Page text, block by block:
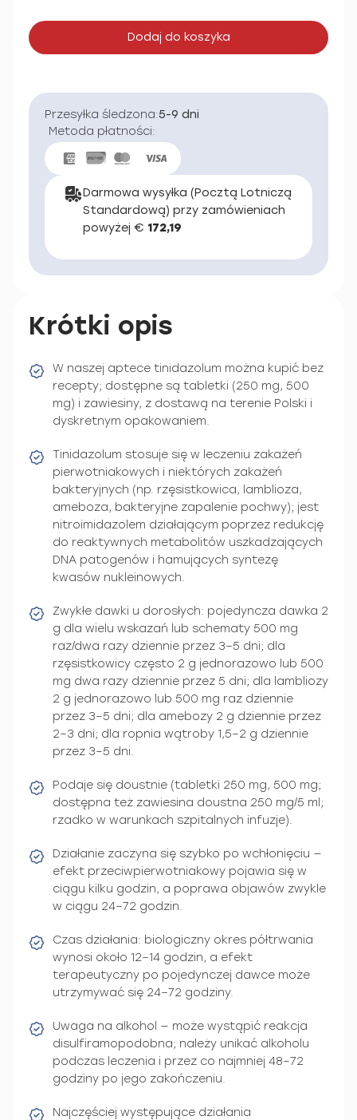
Dodaj do koszyka
Przesyłka śledzona:5-9 dni
Metoda płatności:
Darmowa wysyłka (Pocztą Lotniczą
Standardową) przy zamówieniach
powyżej € 172,19
Krótki opis
W naszej aptece tinidazolum można kupić bez
recepty; dostępne są tabletki (250 mg, 500
mg) i zawiesiny, z dostawą na terenie Polski i
dyskretnym opakowaniem.
Tinidazolum stosuje się w leczeniu zakażeń
pierwotniakowych i niektórych zakażeń
bakteryjnych (np. rzęsistkowica, lamblioza,
ameboza, bakteryjne zapalenie pochwy); jest
nitroimidazolem działającym poprzez redukcję
do reaktywnych metabolitów uszkadzających
DNA patogenów i hamujących syntezę
kwasów nukleinowych.
Zwykłe dawki u dorosłych: pojedyncza dawka 2
g dla wielu wskazań lub schematy 500 mg
raz/dwa razy dziennie przez 3–5 dni; dla
rzęsistkowicy często 2 g jednorazowo lub 500
mg dwa razy dziennie przez 5 dni; dla lambliozy
2 g jednorazowo lub 500 mg raz dziennie
przez 3–5 dni; dla amebozy 2 g dziennie przez
2–3 dni; dla ropnia wątroby 1,5–2 g dziennie
przez 3–5 dni.
Podaje się doustnie (tabletki 250 mg, 500 mg;
dostępna też zawiesina doustna 250 mg/5 ml;
rzadko w warunkach szpitalnych infuzje).
Działanie zaczyna się szybko po wchłonięciu —
efekt przeciwpierwotniakowy pojawia się w
ciągu kilku godzin, a poprawa objawów zwykle
w ciągu 24–72 godzin.
Czas działania: biologiczny okres półtrwania
wynosi około 12–14 godzin, a efekt
terapeutyczny po pojedynczej dawce może
utrzymywać się 24–72 godziny.
Uwaga na alkohol — może wystąpić reakcja
disulfiramopodobna; należy unikać alkoholu
podczas leczenia i przez co najmniej 48–72
godziny po jego zakończeniu.
Najczęściej występujące działania